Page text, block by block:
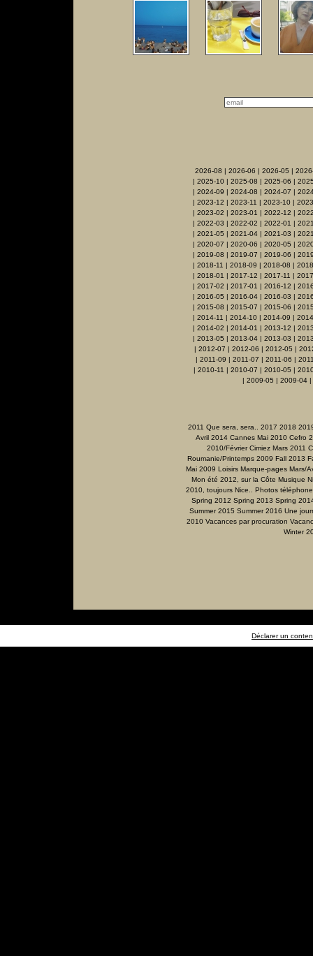
2026-08 | 2026-06 | 2026-05 |
| 2025-10| 2025-08 | 2025-06 |
| 2024-09 | 2024-08 | 2024-07 |
| 2023-12 | 2023-11 | 2023-10 |
| 2023-02 | 2023-01 | 2022-12 |
| 2022-03 | 2022-02 | 2022-01 |
| 2021-05 | 2021-04| 2021-03 |
| 2020-07 | 2020-06 | 2020-05 |
| 2019-08 | 2019-07 | 2019-06 |
| 2018-11 | 2018-09 | 2018-08 |
| 2018-01 | 2017-12 | 2017-11 |
| 2017-02 | 2017-01 | 2016-12 |
| 2016-05 | 2016-04 | 2016-03 |
| 2015-08 | 2015-07 | 2015-06 |
| 2014-11 | 2014-10 | 2014-09 |
| 2014-02 | 2014-01 | 2013-12 |
| 2013-05 | 2013-04 | 2013-03 |
| 2012-07 | 2012-06 | 2012-05 |
| 2011-09 | 2011-07 | 2011-06 |
| 2010-11 | 2010-07 | 2010-05 |
| 2009-05 | 2009-04 |
2011 Que sera, sera.. 2017 2018
Avril 2014 Cannes Mai 2010 Cefro
2010/Février Cimiez Mars 2011
Roumanie/Printemps 2009 Fall 2013
Mai 2009 Loisirs Marque-pages Mars/
Mon été 2012, sur la Côte Musique
2010, toujours Nice.. Photos téléphone
Spring 2012 Spring 2013 Spring
Summer 2015 Summer 2016 Une
2010 Vacances par procuration
Winter
Déclarer un